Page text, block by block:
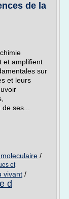
de la
et amplifient
sur
et leurs
ses...
/
et
vivant /
d